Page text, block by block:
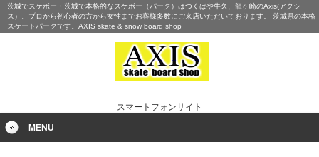
茨城でスケボー・茨城で本格的なスケボー（パーク）はつくばや牛久、龍ヶ崎のAxis(アクシ
ス）。プロから初心者の方から女性までお客様多数にご来店いただいております。 茨城県の本格
スケートパークです。AXIS skate & snow board shop
スマートフォンサイト
MENU